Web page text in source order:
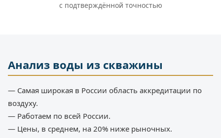
с подтверждённой точностью
Анализ воды из скважины
— Самая широкая в России область аккредитации по
воздуху.
— Работаем по всей России.
— Цены, в среднем, на 20% ниже рыночных.